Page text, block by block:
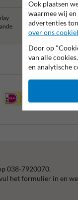
Solar kit
TS2)
038-7920070.
het formulier in en
Ook plaatsen
waarmee wij
advertenties
over ons
Door op
van alle
en analytische